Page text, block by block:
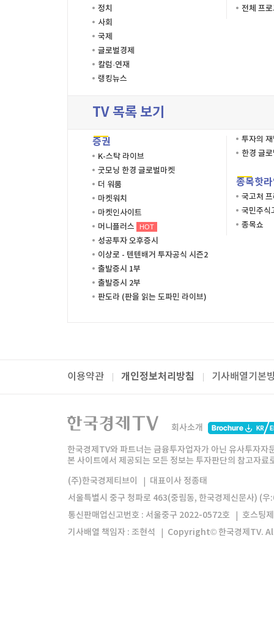
정치
사회
국제
글로벌경제
칼럼·연재
랭킹뉴스
전체 프
TV 목록 보기
증권
K-스탁 라이브
굿모닝 한경 글로벌마켓
더 워룸
마켓워치
마켓인사이트
머니플러스
HOT
성공투자 오후증시
이상로 - 텐텐배거 투자공식 시즌2
출발증시 1부
출발증시 2부
판도라 (판을 읽는 도파민 라이브)
투자의
한경 글
종목핫
국고처
국민주식
종목쇼
이용약관 개인정보처리방침 기사배열기본
패밀리사이트
한국경제TV
한경미디어그룹 한국경제신문 한국경제
모바일앱 한국경제TV앱
회사소개
한국경제TV와 파트너는 금융투자업자가 아닌 유사투자
본 사이트에서 제공되는 모든 정보는 투자판단의 참고자
(주)한국경제티브이
대표이사 정종태
서울특별시 중구 청파로 463(중림동, 한국경제신문사) (
통신판매업신고번호 : 서울중구 2022-0572호
호스팅
기사배열 책임자 : 조현석
Copyright© 한국경제TV.